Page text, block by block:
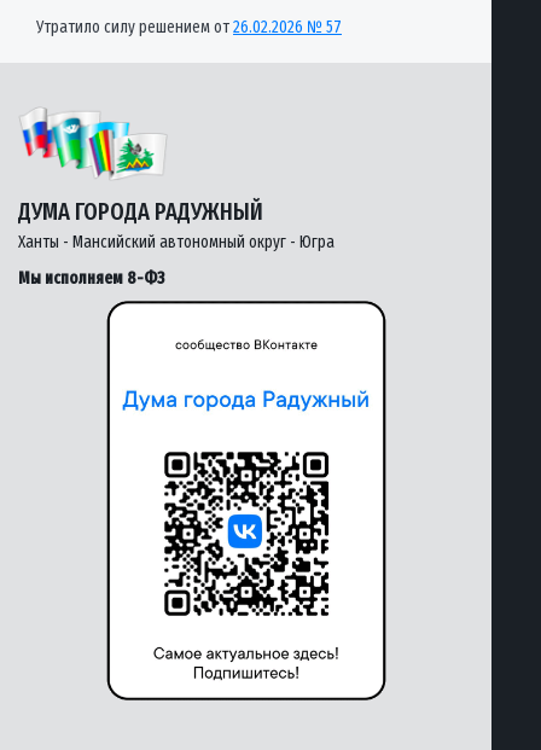
Утратило силу решением от26.02.2026 № 57
ДУМА ГОРОДА РАДУЖНЫЙ
Ханты - Мансийский автономный округ - Югра
Мы исполняем 8-ФЗ